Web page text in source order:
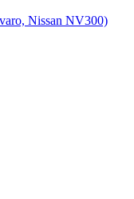
Nissan NV300)